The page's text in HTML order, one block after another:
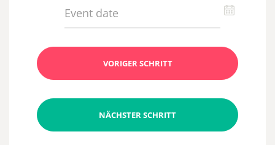
VORIGER SCHRITT
NÄCHSTER SCHRITT